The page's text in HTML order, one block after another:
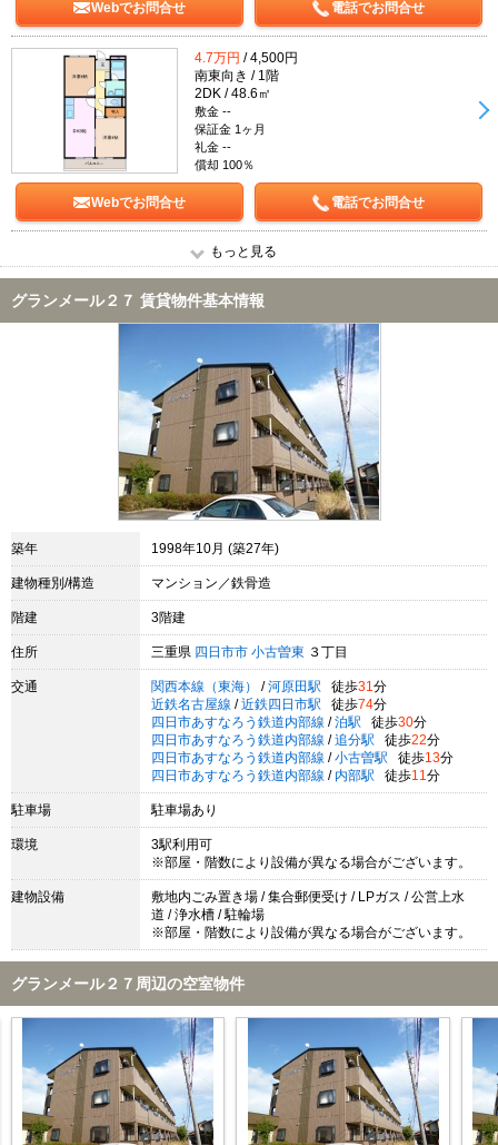
Webでお問合せ 電話でお問合せ
4.7万円 / 4,500円
南東向き / 1階
2DK / 48.6㎡
敷金 --
保証金 1ヶ月
礼金 --
償却 100％
Webでお問合せ 電話でお問合せ
もっと見る
グランメール２７ 賃貸物件基本情報
築年 1998年10月 (築27年)
建物種別/構造 マンション／鉄骨造
階建 3階建
住所 三重県 四日市市 小古曽東 ３丁目
交通 関西本線（東海） / 河原田駅 徒歩31 分
近鉄名古屋線 / 近鉄四日市駅 徒歩74分
四日市あすなろう鉄道内部線 / 泊駅 徒歩30分
四日市あすなろう鉄道内部線 / 追分駅 徒歩22分
四日市あすなろう鉄道内部線 / 小古曽駅 徒歩13分
四日市あすなろう鉄道内部線 / 内部駅 徒歩11 分
駐車場 駐車場あり
環境
3駅利用可
※部屋・階数により設備が異なる場合がございます。
建物設備
敷地内ごみ置き場 / 集合郵便受け / LPガス / 公営上水
道 / 浄水槽 / 駐輪場
※部屋・階数により設備が異なる場合がございます。
グランメール２７周辺の空室物件